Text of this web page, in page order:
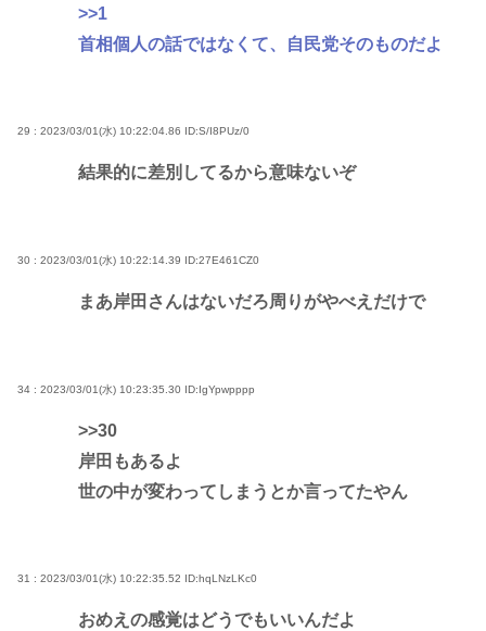
>>1
首相個人の話ではなくて、自民党そのものだよ
29 : 2023/03/01(水) 10:22:04.86 ID:S/I8PUz/0
結果的に差別してるから意味ないぞ
30 : 2023/03/01(水) 10:22:14.39 ID:27E461CZ0
まあ岸田さんはないだろ周りがやべえだけで
34 : 2023/03/01(水) 10:23:35.30 ID:IgYpwpppp
>>30
岸田もあるよ
世の中が変わってしまうとか言ってたやん
31 : 2023/03/01(水) 10:22:35.52 ID:hqLNzLKc0
おめえの感覚はどうでもいいんだよ